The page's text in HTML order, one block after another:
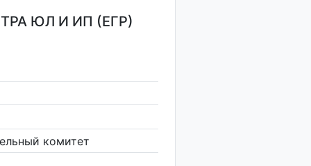
ЮЛ И ИП (ЕГР)
комитет